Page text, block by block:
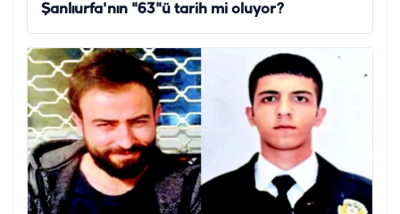
Şanlıurfa'nın "63"ü tarih mi oluyor?